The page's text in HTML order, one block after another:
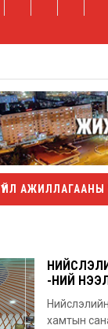
ҮЙЛ АЖИЛЛАГААНЫ
-НИЙ
хамтын